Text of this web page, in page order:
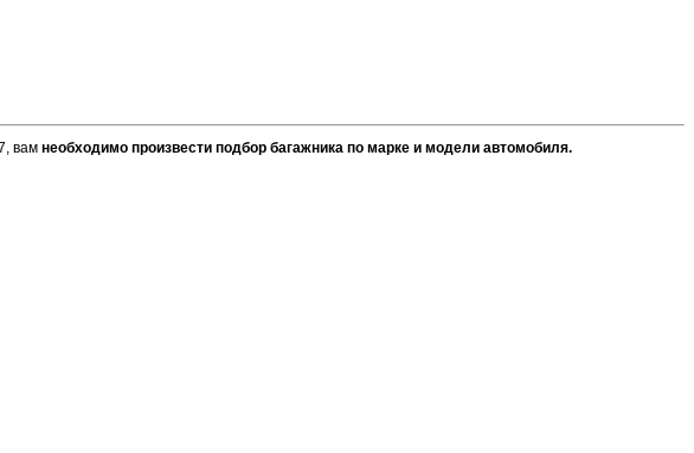
вам необходимо произвести подбор багажника по марке и модели автомобиля.